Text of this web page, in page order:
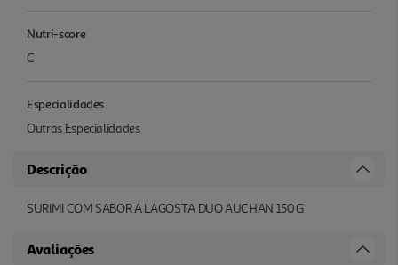
Nutri-score
C
Especialidades
Outras Especialidades
Descrição
SURIMI COM SABOR A LAGOSTA DUO AUCHAN 150 G
Avaliações